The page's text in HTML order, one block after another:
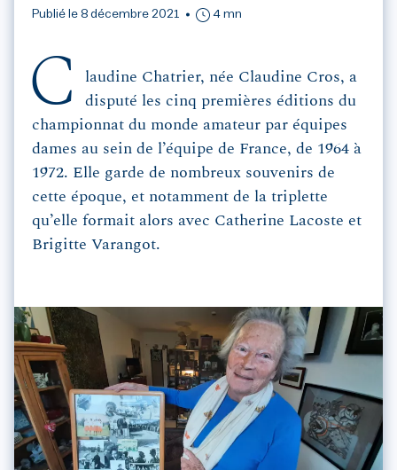
Publié le 8 décembre 2021
4 mn
C
laudine Chatrier, née Claudine Cros, a
disputé les cinq premières éditions du
championnat du monde amateur par équipes
dames au sein de l’équipe de France, de 1964 à
1972. Elle garde de nombreux souvenirs de
cette époque, et notamment de la triplette
qu’elle formait alors avec Catherine Lacoste et
Brigitte Varangot.